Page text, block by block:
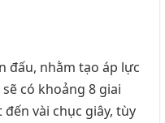
đấu, nhằm tạo áp lực
có khoảng 8 giai
vài chục giây, tùy